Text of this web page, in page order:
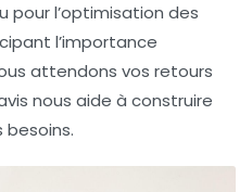
pour l’optimisation des
l’importance
attendons vos retours
nous aide à construire
besoins.